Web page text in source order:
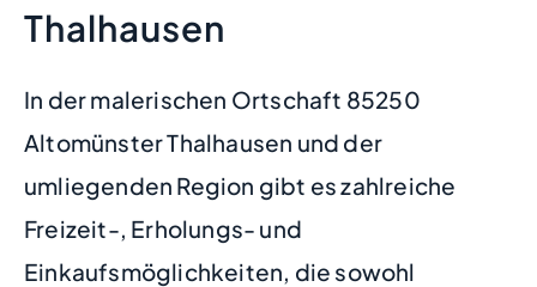
Thalhausen
In der malerischen Ortschaft 85250
Altomünster Thalhausen und der
umliegenden Region gibt es zahlreiche
Freizeit-, Erholungs- und
Einkaufsmöglichkeiten, die sowohl